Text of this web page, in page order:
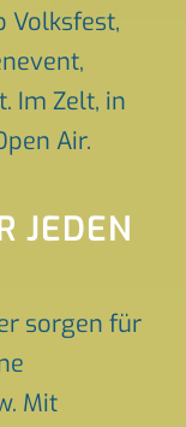
Volksfest,
Im Zelt, in
Air.
JEDEN
sorgen für
Mit